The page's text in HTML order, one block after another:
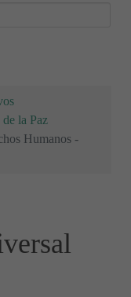
la Paz
Humanos -